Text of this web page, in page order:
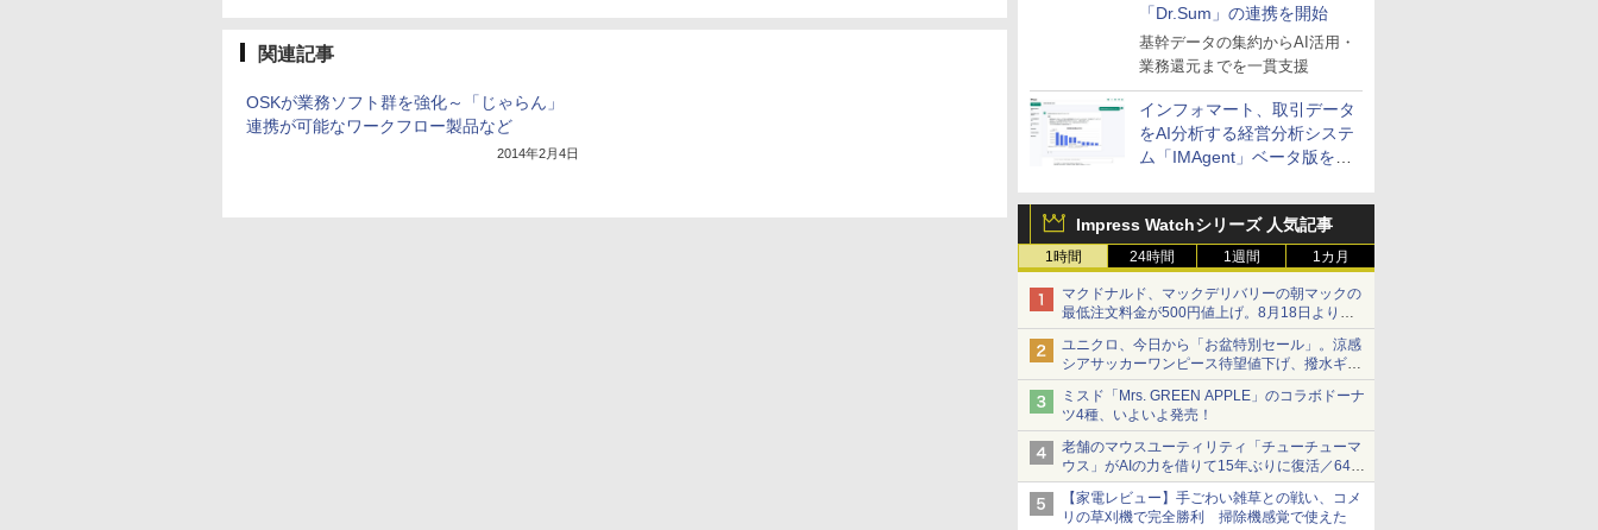
「Dr.Sum」の連携を開始
基幹データの集約からAI活用・
業務還元までを一貫支援
インフォマート、取引データ
をAI分析する経営分析システ
ム「IMAgent」ベータ版を提
Impress Watchシリーズ 人気記事
1時間 24時間 1週間 1カ月
マクドナルド、マックデリバリーの朝マックの
最低注文料金が500円値上げ。8月18日より
1,500円から受付
ユニクロ、今日から「お盆特別セール」。涼感
シアサッカーワンピース待望値下げ、撥水ギア
ショーツは1990円に
ミスド「Mrs. GREEN APPLE」のコラボドーナ
ツ4種、いよいよ発売！
老舗のマウスユーティリティ「チューチューマ
ウス」がAIの力を借りて15年ぶりに復活／64bit
化、Windows 10/11、「Chrome」も走り回
る。復活記念で2026年末まで500円
【家電レビュー】手ごわい雑草との戦い、コメ
リの草刈機で完全勝利 掃除機感覚で使えた
関連記事
OSKが業務ソフト群を強化～「じゃらん」
連携が可能なワークフロー製品など
2014年2月4日